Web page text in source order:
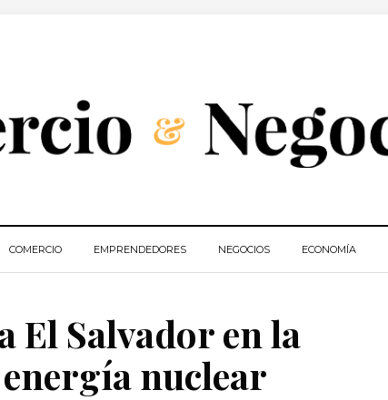
COMERCIO EMPRENDEDORES NEGOCIOS ECONOMÍA
El Salvador en la
nuclear